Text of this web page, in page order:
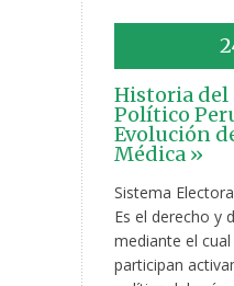
Historia del
Político
Evolución
Médica »
Sistema
Es el derecho y
mediante el
participan